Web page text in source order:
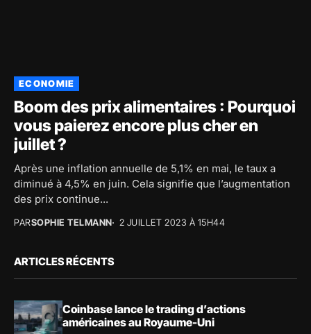
ECONOMIE
Boom des prix alimentaires : Pourquoi
vous paierez encore plus cher en
juillet ?
Après une inflation annuelle de 5,1% en mai, le taux a
diminué à 4,5% en juin. Cela signifie que l’augmentation
des prix continue...
PARSOPHIE TELMANN 2 JUILLET 2023 À 15H44
ARTICLES RÉCENTS
Coinbase lance le trading d’actions
américaines au Royaume-Uni